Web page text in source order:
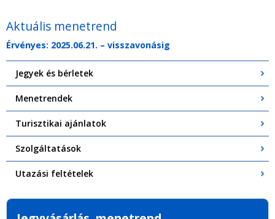
Aktuális menetrend
Érvényes: 2025.06.21. – visszavonásig
Jegyek és bérletek
Menetrendek
Turisztikai ajánlatok
Szolgáltatások
Utazási feltételek